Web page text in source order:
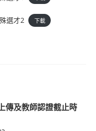
選才2 下載
傳及教師認證截止時